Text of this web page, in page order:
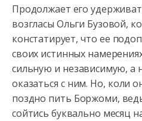
Продолжает его
возгласы Ольги Бузовой,
констатирует, что ее
своих истинных
сильную и независимую, а
оказаться с ним. Но, коли
поздно пить Боржоми,
сойтись буквально месяц